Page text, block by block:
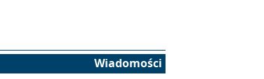
Wiadomości